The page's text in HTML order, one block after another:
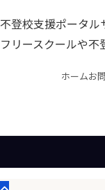
不登校支援ポータル
フリースクールや
ホームお